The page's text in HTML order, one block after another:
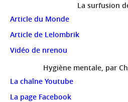
La surfusion
Article du Monde
Article de Lelombrik
Vidéo de nrenou
Hygiène mentale, par
La chaîne Youtube
La page Facebook